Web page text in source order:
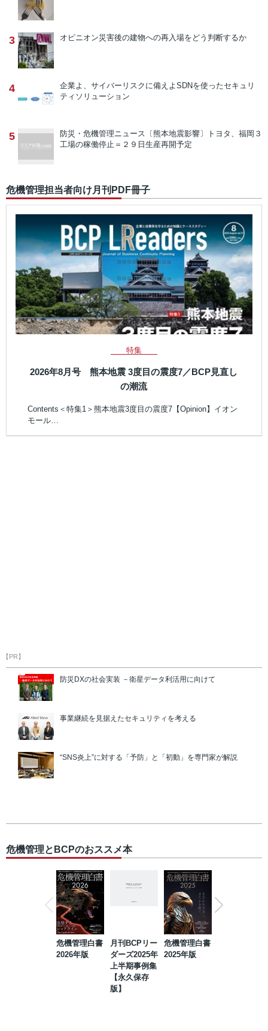
3 オピニオン災害後の建物への再入場をどう判断するか
4 企業よ、サイバーリスクに備えよ SDNを使ったセキュリ
ティソリューション
5 防災・危機管理ニュース 〔熊本地震影響〕トヨタ、福岡３
工場の稼働停止＝２９日生産再開予定
危機管理担当者向け月刊PDF冊子
特集
2026年8月号 熊本地震 3度目の震度7／BCP見直し
の潮流
Contents＜特集1＞熊本地震3度目の震度7【Opinion】イオン
モール…
【PR】
防災DXの社会実装 －衛星データ利活用に向けて
事業継続を見据えたセキュリティを考える
“SNS炎上”に対する「予防」と「初動」を専門家が解説
危機管理とBCPのおススメ本
危機管理白書
2026年版
月刊BCPリー
ダーズ2025年
上半期事例集
【永久保存
版】
危機管理白書
2025年版